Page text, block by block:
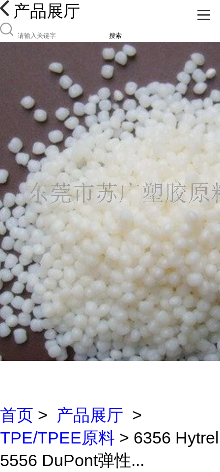
产品展厅
搜索
首页 > 产品展厅 >
TPE/TPEE原料 > 6356 Hytrel
5556 DuPont弹性...